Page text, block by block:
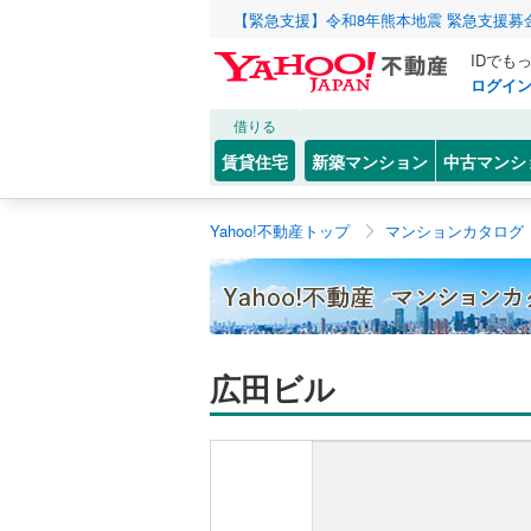
【緊急支援】令和8年熊本地震 緊急支援
IDでも
ログイン
借りる
賃貸住宅 新築マンション 中古マンシ
Yahoo!不動産トップ マンションカタログ
広田ビル